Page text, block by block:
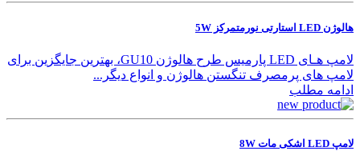
هالوژن LED استارتی نورمتمرکز 5W
لامپ هـای LED پارمیس طرح هالوژن GU10، بهترین جایگزین برای
لامپ های پرمصرف تنگستن هالوژن و انواع دیگر...
ادامه مطلب
لامپ LED اشکی مات 8W